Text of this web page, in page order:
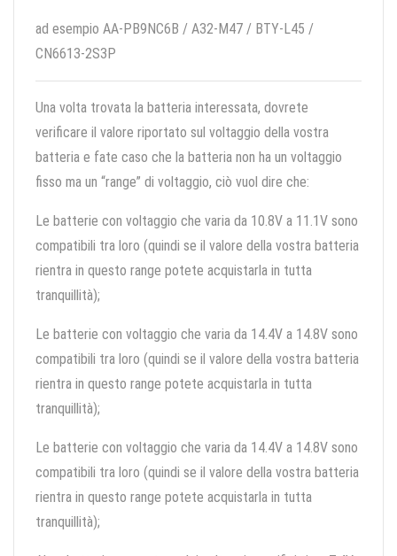
ad esempio AA-PB9NC6B / A32-M47 / BTY-L45 /
CN6613-2S3P
Una volta trovata la batteria interessata, dovrete
verificare il valore riportato sul voltaggio della vostra
batteria e fate caso che la batteria non ha un voltaggio
fisso ma un “range” di voltaggio, ciò vuol dire che:
Le batterie con voltaggio che varia da 10.8V a 11.1V sono
compatibili tra loro (quindi se il valore della vostra batteria
rientra in questo range potete acquistarla in tutta
tranquillità);
Le batterie con voltaggio che varia da 14.4V a 14.8V sono
compatibili tra loro (quindi se il valore della vostra batteria
rientra in questo range potete acquistarla in tutta
tranquillità);
Le batterie con voltaggio che varia da 14.4V a 14.8V sono
compatibili tra loro (quindi se il valore della vostra batteria
rientra in questo range potete acquistarla in tutta
tranquillità);